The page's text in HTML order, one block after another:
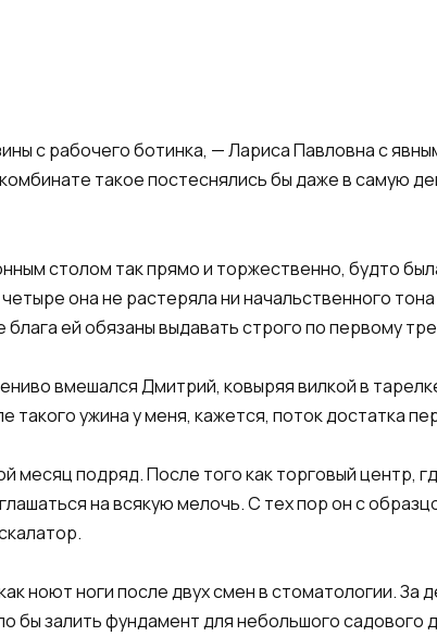
с рабочего ботинка, — Лариса Павловна с
такое постеснялись бы даже в самую
столом так прямо и торжественно, будто
она не растеряла ни начальственного
ей обязаны выдавать строго по первому
вмешался Дмитрий, ковыряя вилкой в
такого ужина у меня, кажется, поток достатка
месяц подряд. После того как торговый центр,
на всякую мелочь. С тех пор он с
ноют ноги после двух смен в стоматологии.
бы залить фундамент для небольшого садового